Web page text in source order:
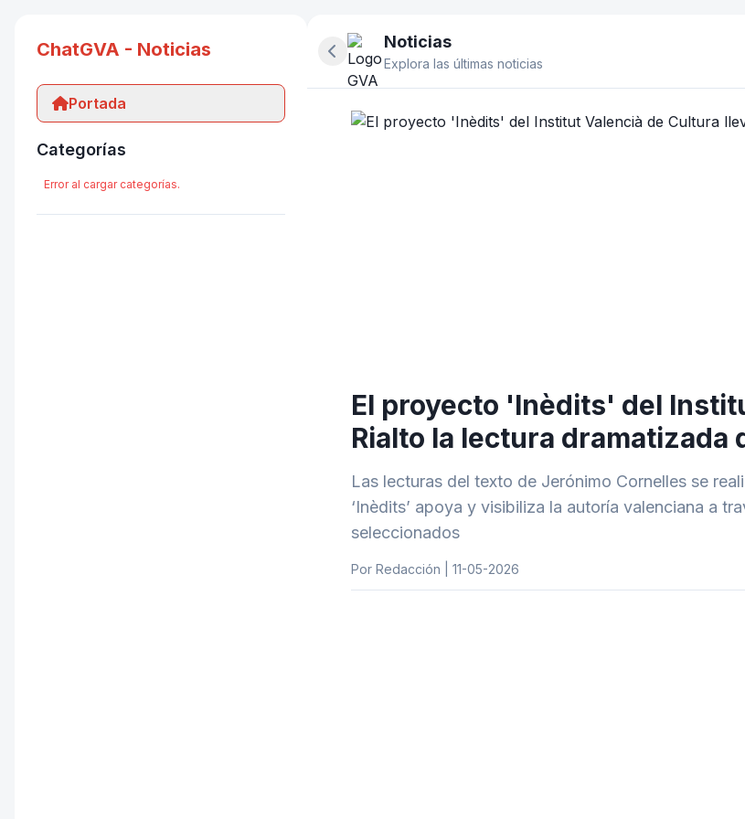
ChatGVA - Noticias
Portada
Categorías
Error al cargar categorías.
Ocultar panel lateral
Noticias
Explora las últimas noticias
El proyecto 'Inèdits' del
Rialto la lectura dramatizada
Las lecturas del texto de Jerónimo Cornelles se
‘Inèdits’ apoya y visibiliza la autoría valenciana a
seleccionados
Por Redacción | 11-05-2026